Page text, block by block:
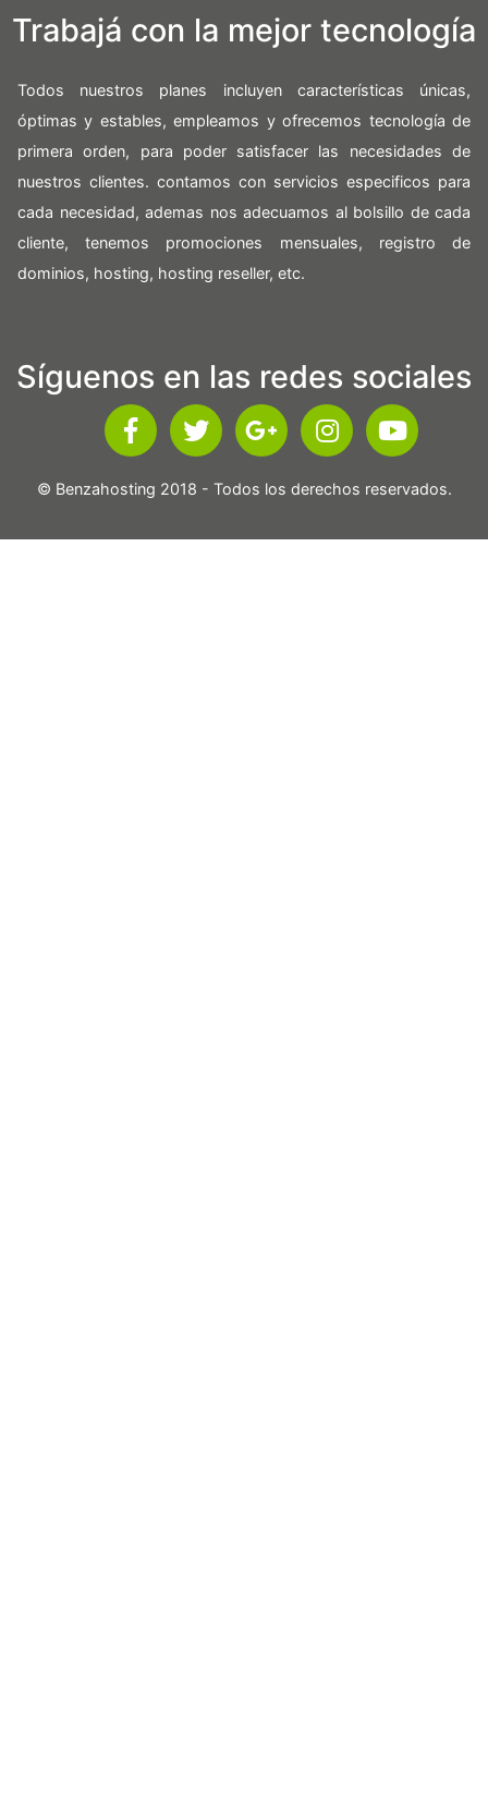
Trabajá con la mejor tecnología
Todos nuestros planes incluyen características únicas,
óptimas y estables, empleamos y ofrecemos tecnología de
primera orden, para poder satisfacer las necesidades de
nuestros clientes. contamos con servicios especificos para
cada necesidad, ademas nos adecuamos al bolsillo de cada
cliente, tenemos promociones mensuales, registro de
dominios, hosting, hosting reseller, etc.
Síguenos en las redes sociales
© Benzahosting 2018 - Todos los derechos reservados.